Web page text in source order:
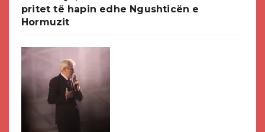
pritet të hapin edhe Ngushticën e
Hormuzit